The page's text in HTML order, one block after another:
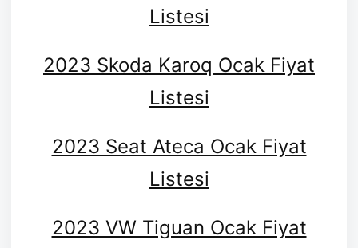
Listesi
2023 Skoda Karoq Ocak Fiyat
Listesi
2023 Seat Ateca Ocak Fiyat
Listesi
2023 VW Tiguan Ocak Fiyat